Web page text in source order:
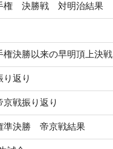
権 決勝戦 対明治結果
権決勝以来の早明頂上決戦
り返り
京戦振り返り
準決勝 帝京戦結果